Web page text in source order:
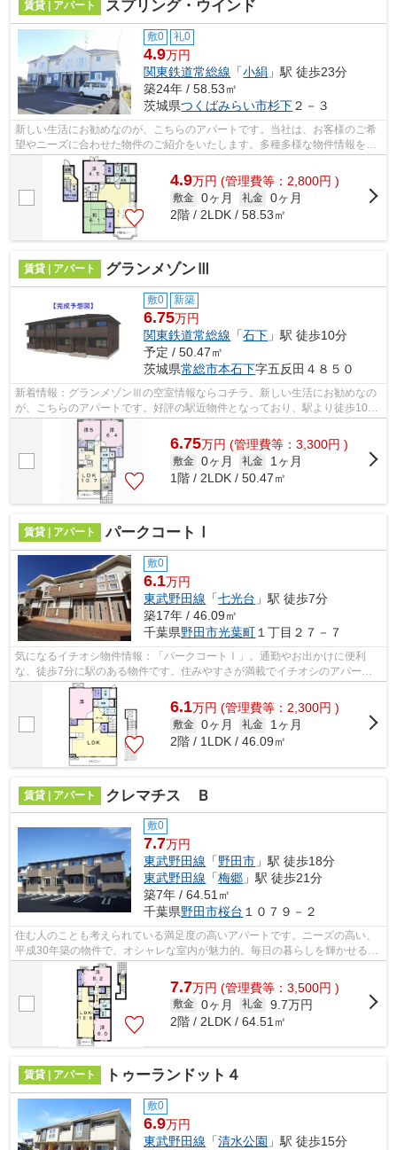
賃貸 | アパート スプリング・ウインド
敷0 礼0
4.9万円
関東鉄道常総線 「小絹 」駅 徒歩23分
築24年 / 58.53㎡
茨城県つくばみらい市杉下２－３
新しい生活にお勧めなのが、こちらのアパートです。当社は、お客様のご希
望やニーズに合わせた物件のご紹介をいたします。多種多様な物件情報を取
り扱っておりますので、お気軽にご連...
4.9万円 (管理費等：2,800円 )
敷金 0ヶ月 礼金 0ヶ月
2階 / 2LDK / 58.53㎡
賃貸 | アパート グランメゾンⅢ
敷0 新築
6.75万円
関東鉄道常総線 「石下 」駅 徒歩10分
予定 / 50.47㎡
茨城県常総市本石下字五反田４８５０
新着情報：グランメゾンⅢの空室情報ならコチラ。新しい生活にお勧めなの
が、こちらのアパートです。好評の駅近物件となっており、駅より徒歩10分
に立地しています。常総市エリアや石下...
6.75万円 (管理費等：3,300円 )
敷金 0ヶ月 礼金
1ヶ月
1階 / 2LDK / 50.47㎡
賃貸 | アパート パークコートⅠ
敷0
6.1万円
東武野田線 「七光台 」駅 徒歩7分
築17年 / 46.09㎡
千葉県野田市光葉町 １丁目２７－７
気になるイチオシ物件情報：「パークコートⅠ」。通勤やお出かけに便利
な、徒歩7分に駅のある物件です。住みやすさが満載でイチオシのアパート
はこちらです。七光台近くのお部屋探しな...
6.1万円 (管理費等：2,300円 )
敷金 0ヶ月 礼金
1ヶ月
2階 / 1LDK / 46.09㎡
賃貸 | アパート クレマチス Ｂ
敷0
7.7万円
東武野田線 「野田市 」駅 徒歩18分
東武野田線 「梅郷 」駅 徒歩21分
築7年 / 64.51㎡
千葉県野田市桜台 １０７９－２
住む人のことも考えられている満足度の高いアパートです。ニーズの高い、
平成30年築の物件で、オシャレな室内が魅力的。毎日の暮らしを輝かせる、
素敵なお部屋を探しませんか。野田市...
7.7万円 (管理費等：3,500円 )
敷金 0ヶ月 礼金 9.7万円
2階 / 2LDK / 64.51㎡
賃貸 | アパート トゥーランドット４
敷0
6.9万円
東武野田線 「清水公園 」駅 徒歩15分